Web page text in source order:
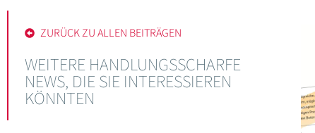
ZURÜCK ZU ALLEN BEITRÄGEN
WEITERE HANDLUNGSSCHARFE
NEWS, DIE SIE INTERESSIEREN
KÖNNTEN